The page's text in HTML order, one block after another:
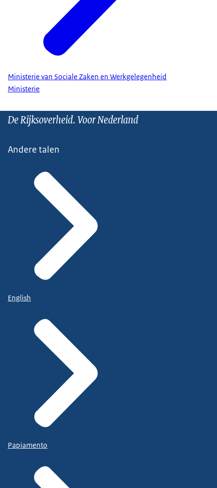
Ministerie van Sociale Zaken en Werkgelegenheid
Ministerie
De Rijksoverheid. Voor Nederland
Andere talen
English
Papiamento